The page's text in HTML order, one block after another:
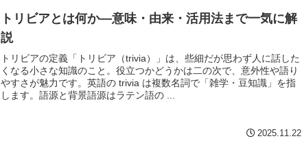
トリビアとは何か—意味・由来・活用法まで一気に解
説
トリビアの定義「トリビア（trivia）」は、些細だが思わず人に話した
くなる小さな知識のこと。役立つかどうかは二の次で、意外性や語り
やすさが魅力です。英語の trivia は複数名詞で「雑学・豆知識」を指
します。語源と背景語源はラテン語の ...
2025.11.22